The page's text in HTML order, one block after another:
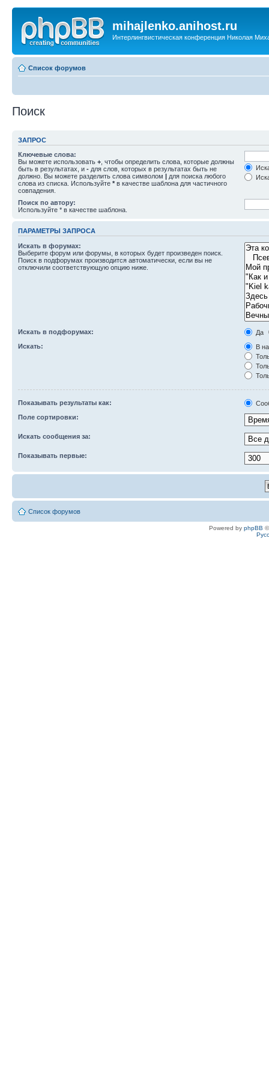
mihajlenko.anihost.ru
Интерлингвистическая конференция Николая
Список форумов
Поиск
ЗАПРОС
Ключевые слова:
Вы можете использовать + , чтобы определить слова, которые должны
быть в результатах, и - для слов, которых в результатах быть не
должно. Вы можете разделить слова символом | для поиска любого
слова из списка. Используйте * в качестве шаблона для частичного
совпадения.
Поиск по автору:
Используйте * в качестве шаблона.
ПАРАМЕТРЫ ЗАПРОСА
Искать в форумах:
Выберите форум или форумы, в которых будет произведен поиск.
Поиск в подфорумах производится автоматически, если вы не
отключили соответствующую опцию ниже.
Искать в подфорумах:
Да
Искать:
В
Показывать результаты как:
Поле сортировки:
Искать сообщения за:
Показывать первые:
Список форумов
Powered by phpBB